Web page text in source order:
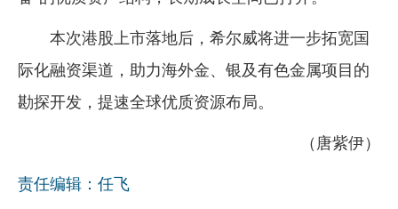
本次港股上市落地后，希尔威将进一步拓宽国
际化融资渠道，助力海外金、银及有色金属项目的
勘探开发，提速全球优质资源布局。
（唐紫伊）
责任编辑：任飞